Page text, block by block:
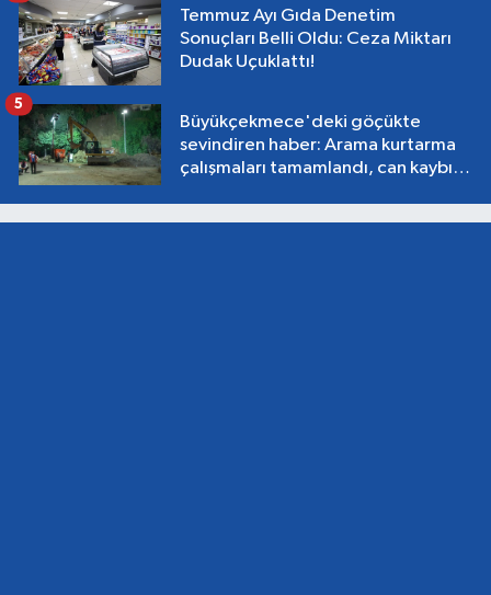
Temmuz Ayı Gıda Denetim
Sonuçları Belli Oldu: Ceza Miktarı
Dudak Uçuklattı!
Büyükçekmece'deki göçükte
sevindiren haber: Arama kurtarma
çalışmaları tamamlandı, can kaybı
5